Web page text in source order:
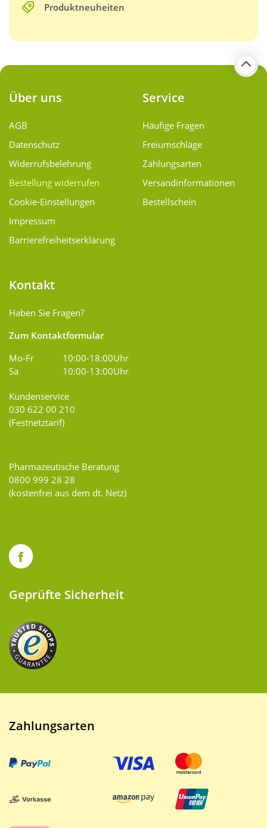
Produktneuheiten
Über uns
AGB
Datenschutz
Widerrufsbelehrung
Bestellung widerrufen
Cookie-Einstellungen
Impressum
Barrierefreiheitserklärung
Service
Häufige Fragen
Freiumschläge
Zahlungsarten
Versand­informationen
Bestellschein
Kontakt
Haben Sie Fragen?
Zum Kontaktformular
Mo-Fr
10:00-18:00Uhr
Sa
10:00-13:00Uhr
Kundenservice
030 622 00 210
(Festnetztarif)
Pharmazeutische Beratung
0800 999 28 28
(kostenfrei aus dem dt. Netz)
Geprüfte Sicherheit
Zahlungsarten